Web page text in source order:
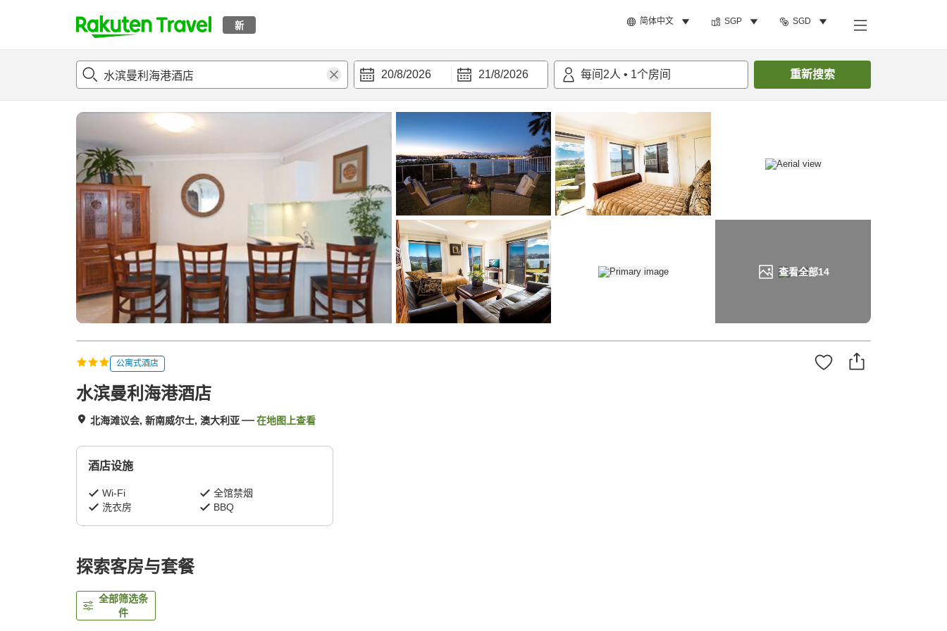
新 简体中文 SGP SGD
t
p
a
_
s
e
a
r
h
20/8/2026 21/8/2026 每间 2人 • 1个房间 重新搜索
查看全部14
概况 客房及住宿套餐评论设施 搜索客房
公寓式酒店
水滨曼利海港酒店
北海滩议会, 新南威尔士, 澳大利亚 在地图上查看
酒店设施
Wi-Fi
全馆禁烟
洗衣房
BBQ
探索客房与套餐
全部筛选条
件